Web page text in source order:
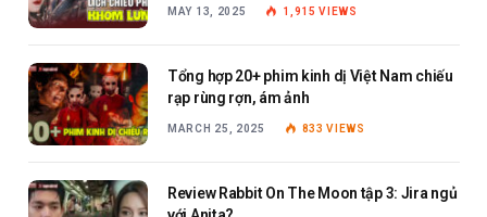
MAY 13, 2025 1,915VIEWS
Tổng hợp 20+ phim kinh dị Việt Nam chiếu
rạp rùng rợn, ám ảnh
MARCH 25, 2025 833VIEWS
Review Rabbit On The Moon tập 3: Jira ngủ